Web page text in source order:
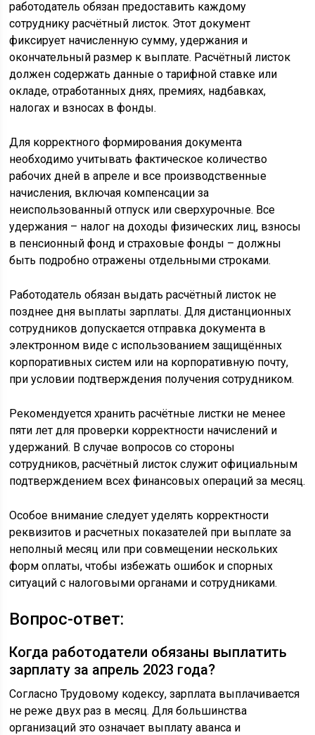
работодатель обязан предоставить каждому
сотруднику расчётный листок. Этот документ
фиксирует начисленную сумму, удержания и
окончательный размер к выплате. Расчётный листок
должен содержать данные о тарифной ставке или
окладе, отработанных днях, премиях, надбавках,
налогах и взносах в фонды.
Для корректного формирования документа
необходимо учитывать фактическое количество
рабочих дней в апреле и все производственные
начисления, включая компенсации за
неиспользованный отпуск или сверхурочные. Все
удержания – налог на доходы физических лиц, взносы
в пенсионный фонд и страховые фонды – должны
быть подробно отражены отдельными строками.
Работодатель обязан выдать расчётный листок не
позднее дня выплаты зарплаты. Для дистанционных
сотрудников допускается отправка документа в
электронном виде с использованием защищённых
корпоративных систем или на корпоративную почту,
при условии подтверждения получения сотрудником.
Рекомендуется хранить расчётные листки не менее
пяти лет для проверки корректности начислений и
удержаний. В случае вопросов со стороны
сотрудников, расчётный листок служит официальным
подтверждением всех финансовых операций за месяц.
Особое внимание следует уделять корректности
реквизитов и расчетных показателей при выплате за
неполный месяц или при совмещении нескольких
форм оплаты, чтобы избежать ошибок и спорных
ситуаций с налоговыми органами и сотрудниками.
Вопрос-ответ:
Когда работодатели обязаны выплатить
зарплату за апрель 2023 года?
Согласно Трудовому кодексу, зарплата выплачивается
не реже двух раз в месяц. Для большинства
организаций это означает выплату аванса и